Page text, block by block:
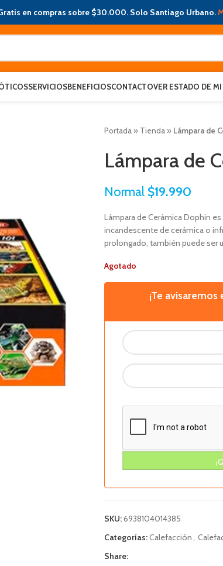
en compras sobre $30.000. Solo Santiago Urbano.
SERVICIOSBENEFICIOSCONTACTOVER ESTADO DE
Portada » Tienda » Lámpara de
Lámpara de
Normal $19.990
Lámpara de Cerámica Dophin
incandescente de cerámica o
prolongado, también puede ser
Agotado
¡Te
SKU:6938104014385
Categorías:Calefacción,
Share: